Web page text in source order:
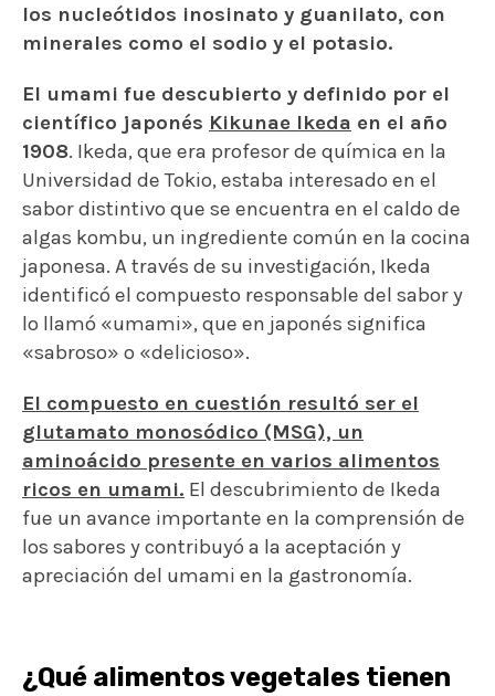
los nucleótidos inosinato y guanilato, con
minerales como el sodio y el potasio.
El umami fue descubierto y definido por el
científico japonés Kikunae Ikeda en el año
1908. Ikeda, que era profesor de química en la
Universidad de Tokio, estaba interesado en el
sabor distintivo que se encuentra en el caldo de
algas kombu, un ingrediente común en la cocina
japonesa. A través de su investigación, Ikeda
identificó el compuesto responsable del sabor y
lo llamó «umami», que en japonés significa
«sabroso» o «delicioso».
El compuesto en cuestión resultó ser el
glutamato monosódico (MSG), un
aminoácido presente en varios alimentos
ricos en umami. El descubrimiento de Ikeda
fue un avance importante en la comprensión de
los sabores y contribuyó a la aceptación y
apreciación del umami en la gastronomía.
¿Qué alimentos vegetales tienen